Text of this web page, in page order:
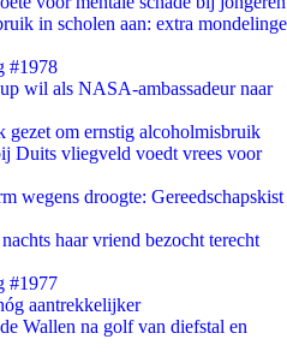
in scholen aan: extra mondelinge
#1978
wil als NASA-ambassadeur naar
gezet om ernstig alcoholmisbruik
Duits vliegveld voedt vrees voor
wegens droogte: Gereedschapskist
haar vriend bezocht terecht
#1977
aantrekkelijker
Wallen na golf van diefstal en